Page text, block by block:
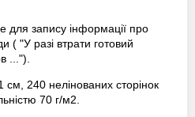
для запису інформації про
( "У разі втрати готовий
...").
240 нелінованих сторінок
70 г/м2.